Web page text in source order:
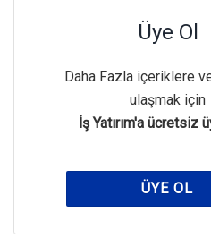
Üye Ol
Daha Fazla içeriklere
ulaşmak için
İş Yatırım'a ücretsiz
ÜYE OL